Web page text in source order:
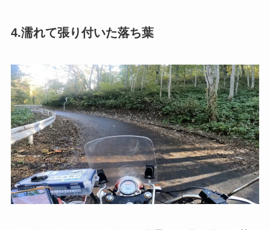
4.濡れて張り付いた落ち葉